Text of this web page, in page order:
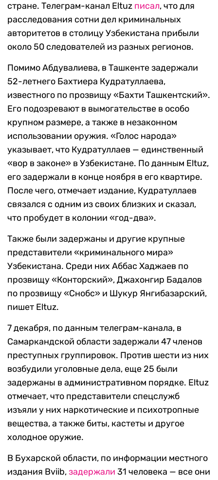
стране. Телеграм-канал Eltuz писал, что для
расследования сотни дел криминальных
авторитетов в столицу Узбекистана прибыли
около 50 следователей из разных регионов.
Помимо Абдувалиева, в Ташкенте задержали
52-летнего Бахтиера Кудратуллаева,
известного по прозвищу «Бахти Ташкентский».
Его подозревают в вымогательстве в особо
крупном размере, а также в незаконном
использовании оружия. «Голос народа»
указывает, что Кудратуллаев — единственный
«вор в законе» в Узбекистане. По данным Eltuz,
его задержали в конце ноября в его квартире.
После чего, отмечает издание, Кудратуллаев
связался с одним из своих близких и сказал,
что пробудет в колонии «год-два».
Также были задержаны и другие крупные
представители «криминального мира»
Узбекистана. Среди них Аббас Хаджаев по
прозвищу «Конторский», Джахонгир Бадалов
по прозвищу «Снобс» и Шукур Янгибазарский,
пишет Eltuz.
7 декабря, по данным телеграм-канала, в
Самаркандской области задержали 47 членов
преступных группировок. Против шести из них
возбудили уголовные дела, еще 25 были
задержаны в административном порядке. Eltuz
отмечает, что представители спецслужб
изъяли у них наркотические и психотропные
вещества, а также биты, кастеты и другое
холодное оружие.
В Бухарской области, по информации местного
издания Bviib,задержали 31 человека — все они